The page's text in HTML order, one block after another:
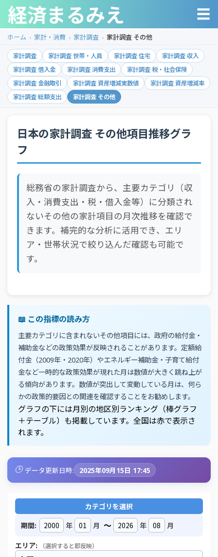
経済まるみえ ☰
ホーム 家計・消費 家計調査 家計調査 その他
家計調査 家計調査 世帯・人員 家計調査 住宅
家計調査 収入
家計調査 借入金
家計調査 消費支出
家計調査 税・社会保険
家計調査 金融取引
家計調査 資産増減実数値
家計調査 資産増減率
家計調査 総額支出
家計調査 その他
日本の家計調査 その他項目推移グラ
フ
総務省の家計調査から、主要カテゴリ（収
入・消費支出・税・借入金等）に分類され
ないその他の家計項目の月次推移を確認で
きます。補完的な分析に活用でき、エリ
ア・世帯状況で絞り込んだ確認も可能で
す。
📖 この指標の読み方
主要カテゴリに含まれないその他項目には、政府の給付金・
補助金などの政策効果が反映されることがあります。定額給
付金（2009年・2020年）やエネルギー補助金・子育て給付
金など一時的な政策効果が現れた月は数値が大きく跳ね上が
る傾向があります。数値が突出して変動している月は、何ら
かの政策的要因との関連を確認することをお勧めします。
グラフの下には月別の地区別ランキング（棒グラフ
＋テーブル）も掲載しています。全国は赤で表示さ
れます。
🕒 データ更新日時: 2025年09月15日 17:45
カテゴリを選択
期間:
年 月 ～ 年 月
エリア: （選択すると即反映）